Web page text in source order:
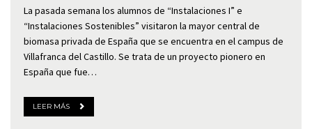
La pasada semana los alumnos de “Instalaciones I” e
“Instalaciones Sostenibles” visitaron la mayor central de
biomasa privada de España que se encuentra en el campus de
Villafranca del Castillo. Se trata de un proyecto pionero en
España que fue…
LEER MÁS